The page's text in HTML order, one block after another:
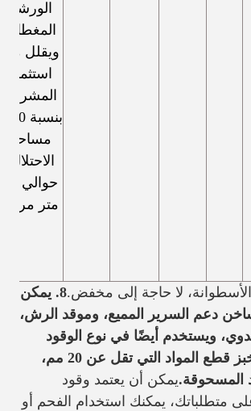
الورشة
المغطاة،
ويقلل من
استثمار
المشروع
مساحة
الاحتلال:
متر مربع.
8. يمكن
دعم السرير المميع، وموقد الرش،
ويستخدم أيضًا في نوع الوقود
والغاز، ويمكنه خبز قطع المواد التي تقل عن 20 مم،
المسحوقة.يمكن أن يعتمد وقود
متطلباتك، يمكنك استخدام الفحم أو